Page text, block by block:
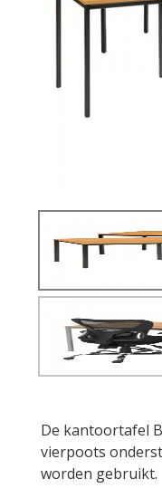
De kantoortafel
vierpoots
worden gebruikt.